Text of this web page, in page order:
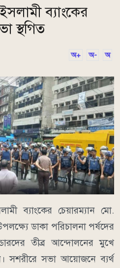
ব্যাংকের
স্থগিত
অ+ অ- অ
ব্যাংকের চেয়ারম্যান মো.
ডাকা পরিচালনা পর্ষদের
তীব্র আন্দোলনের মুখে
সশরীরে সভা আয়োজনে ব্যর্থ